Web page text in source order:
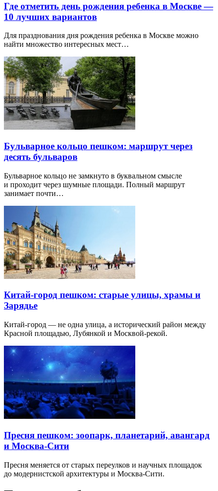
Где отметить день рождения ребенка в Москве —
10 лучших вариантов
Для празднования дня рождения ребенка в Москве можно
найти множество интересных мест…
Бульварное кольцо пешком: маршрут через
десять бульваров
Бульварное кольцо не замкнуто в буквальном смысле
и проходит через шумные площади. Полный маршрут
занимает почти…
Китай-город пешком: старые улицы, храмы и
Зарядье
Китай-город — не одна улица, а исторический район между
Красной площадью, Лубянкой и Москвой-рекой.
Пресня пешком: зоопарк, планетарий, авангард
и Москва-Сити
Пресня меняется от старых переулков и научных площадок
до модернистской архитектуры и Москва-Сити.